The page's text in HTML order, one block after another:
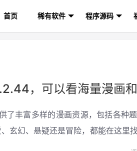
首页 稀有软件 程序源码
，可以看海量漫画
了丰富多样的漫画资源，包括各种
玄幻、悬疑还是冒险，都能在这里